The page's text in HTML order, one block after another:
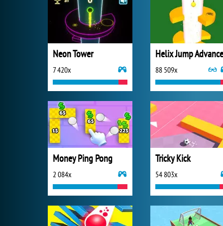
Neon Tower
7 420x
Helix Jump
88 509x
Money Ping Pong
2 084x
Tricky Kick
54 803x